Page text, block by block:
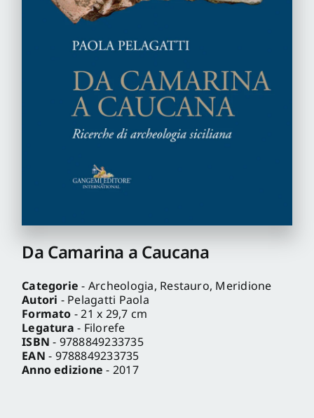
Da Camarina a Caucana
Categorie - Archeologia, Restauro, Meridione
Autori - Pelagatti Paola
Formato - 21 x 29,7 cm
Legatura - Filorefe
ISBN - 9788849233735
EAN - 9788849233735
Anno edizione - 2017